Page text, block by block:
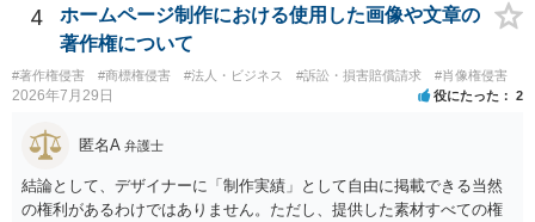
訟提起を選択すれば訴訟の中で解決がなされる流れが通常です。
4
ホームページ制作における使用した画像や文章の
著作権について
#著作権侵害 #商標権侵害 #法人・ビジネス #訴訟・損害賠償請求 #肖像権侵害
2026年7月29日 役にたった 2
匿名A 弁護士
結論として、デザイナーに「制作実績」として自由に掲載できる当然
の権利があるわけではありません。ただし、提供した素材すべての権